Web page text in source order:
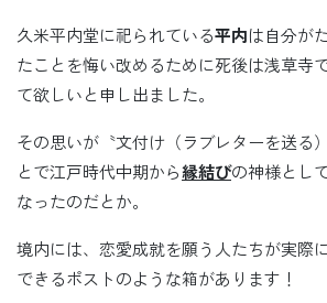
久米平内堂に祀られている平内は自分が
たことを悔い改めるために死後は浅草寺
て欲しいと申し出ました。
その思いが〝文付け（ラブレターを送る
とで江戸時代中期から縁結びの神様とし
なったのだとか。
境内には、恋愛成就を願う人たちが実際
できるポストのような箱があります！